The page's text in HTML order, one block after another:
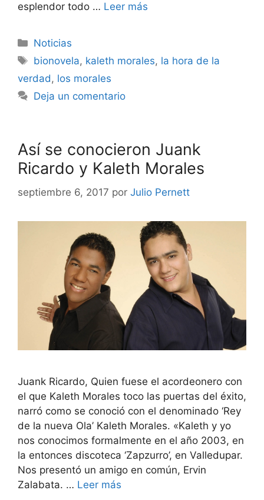
esplendor todo … Leer más
Noticias
bionovela, kaleth morales, la hora de la
verdad, los morales
Deja un comentario
Así se conocieron Juank
Ricardo y Kaleth Morales
septiembre 6, 2017 por Julio Pernett
Juank Ricardo, Quien fuese el acordeonero con
el que Kaleth Morales toco las puertas del éxito,
narró como se conoció con el denominado ‘Rey
de la nueva Ola’ Kaleth Morales. «Kaleth y yo
nos conocimos formalmente en el año 2003, en
la entonces discoteca ‘Zapzurro’, en Valledupar.
Nos presentó un amigo en común, Ervin
Zalabata. … Leer más